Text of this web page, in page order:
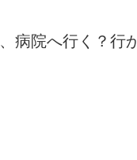
病院へ行く？行